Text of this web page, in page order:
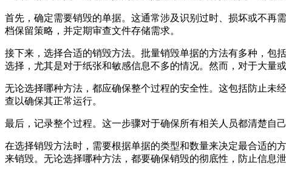
首先，确定需要销毁的单据。这通常涉及识别过时、损坏或不再
档保留策略，并定期审查文件存储需求。
接下来，选择合适的销毁方法。批量销毁单据的方法有多种，包
选择，尤其是对于纸张和敏感信息不多的情况。然而，对于大量
无论选择哪种方法，都应确保整个过程的安全性。这包括防止未
查以确保其正常运行。
最后，记录整个过程。这一步骤对于确保所有相关人员都清楚自
在选择销毁方法时，需要根据单据的类型和数量来决定最合适的
来销毁。无论选择哪种方法，都要确保销毁的彻底性，防止信息泄